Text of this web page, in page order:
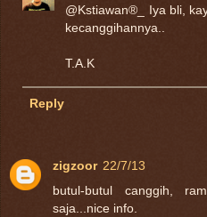
@Kstiawan®_ Iya bli,
kecanggihannya..
T.A.K
Reply
zigzoor 22/7/13
butul-butul canggih,
saja...nice info.